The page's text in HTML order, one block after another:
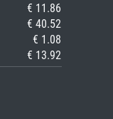
€ 11.86
€ 40.52
€ 1.08
€ 13.92